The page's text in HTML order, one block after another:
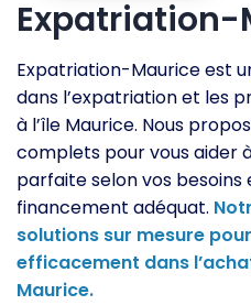
Expatriation-
Expatriation-Maurice est
dans l’expatriation et les
à l’île Maurice. Nous
complets pour vous aider
parfaite selon vos
financement adéquat.
solutions sur mesure
efficacement dans
Maurice.